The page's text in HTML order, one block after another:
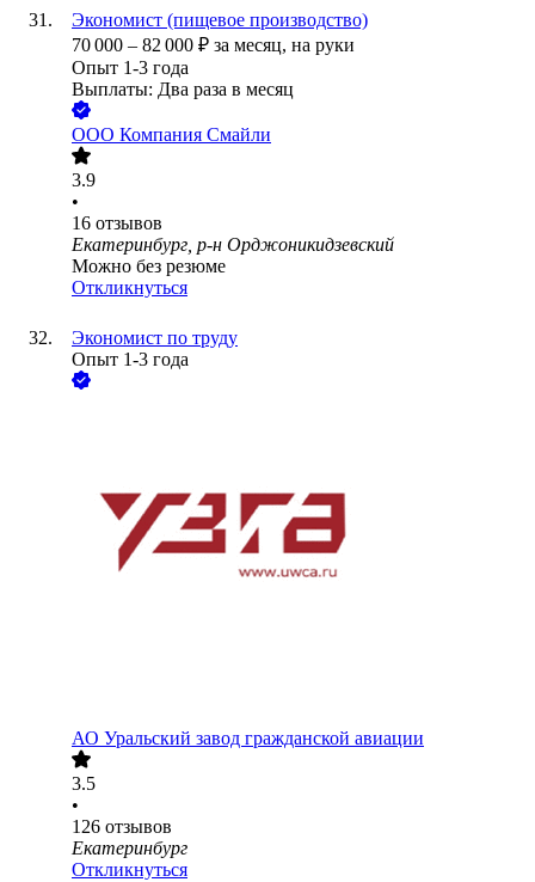
Экономист (пищевое производство)
70 000 – 82 000 ₽ за месяц, на руки
Опыт 1-3 года
Выплаты: Два раза в месяц
ООО Компания Смайли
3.9
•
16 отзывов
Екатеринбург, р-н Орджоникидзевский
Можно без резюме
Откликнуться
Экономист по труду
Опыт 1-3 года
АО Уральский завод гражданской авиации
3.5
•
126 отзывов
Екатеринбург
Откликнуться